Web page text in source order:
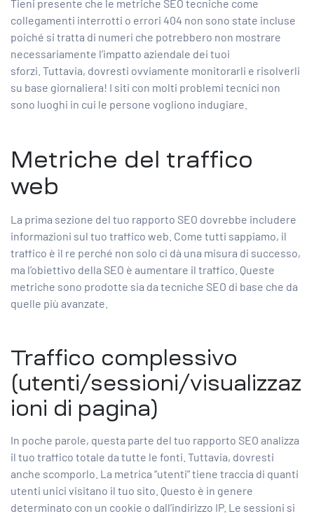
Tieni presente che le metriche SEO tecniche come
collegamenti interrotti o errori 404 non sono state incluse
poiché si tratta di numeri che potrebbero non mostrare
necessariamente l’impatto aziendale dei tuoi
sforzi. Tuttavia, dovresti ovviamente monitorarli e risolverli
su base giornaliera! I siti con molti problemi tecnici non
sono luoghi in cui le persone vogliono indugiare.
Metriche del traffico
web
La prima sezione del tuo rapporto SEO dovrebbe includere
informazioni sul tuo traffico web. Come tutti sappiamo, il
traffico è il re perché non solo ci dà una misura di successo,
ma l’obiettivo della SEO è aumentare il traffico. Queste
metriche sono prodotte sia da tecniche SEO di base che da
quelle più avanzate.
Traffico complessivo
(utenti/sessioni/visualizzaz
ioni di pagina)
In poche parole, questa parte del tuo rapporto SEO analizza
il tuo traffico totale da tutte le fonti. Tuttavia, dovresti
anche scomporlo. La metrica “utenti” tiene traccia di quanti
utenti unici visitano il tuo sito. Questo è in genere
determinato con un cookie o dall’indirizzo IP. Le sessioni si